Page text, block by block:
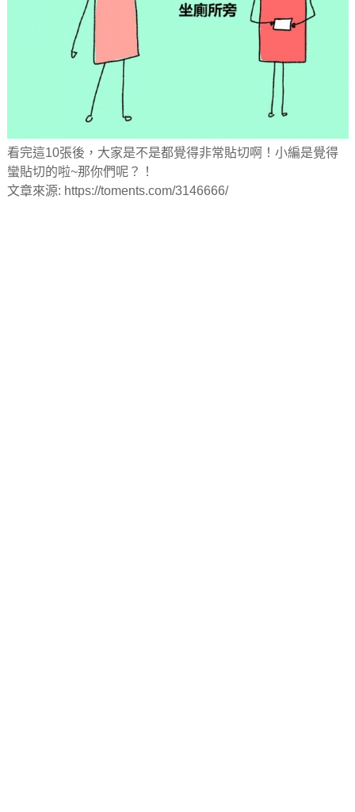
看完這10張後，大家是不是都覺得非常貼切啊！小編是覺得
蠻貼切的啦~那你們呢？！
文章來源: https://toments.com/3146666/